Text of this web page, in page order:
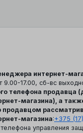
интернет-
9.00-17.00, сб-вс
телефона продавца
магазина), а
продавцом
магазина:+375
управления